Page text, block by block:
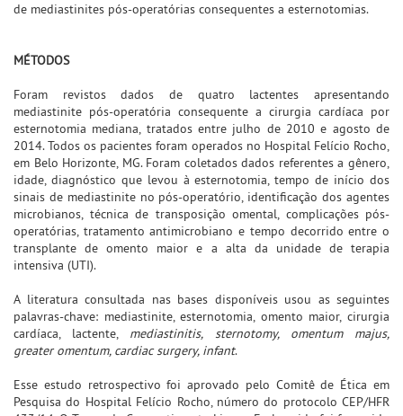
de mediastinites pós-operatórias consequentes a esternotomias.
MÉTODOS
Foram revistos dados de quatro lactentes apresentando
mediastinite pós-operatória consequente a cirurgia cardíaca por
esternotomia mediana, tratados entre julho de 2010 e agosto de
2014. Todos os pacientes foram operados no Hospital Felício Rocho,
em Belo Horizonte, MG. Foram coletados dados referentes a gênero,
idade, diagnóstico que levou à esternotomia, tempo de início dos
sinais de mediastinite no pós-operatório, identificação dos agentes
microbianos, técnica de transposição omental, complicações pós-
operatórias, tratamento antimicrobiano e tempo decorrido entre o
transplante de omento maior e a alta da unidade de terapia
intensiva (UTI).
A literatura consultada nas bases disponíveis usou as seguintes
palavras-chave: mediastinite, esternotomia, omento maior, cirurgia
cardíaca, lactente, mediastinitis, sternotomy, omentum majus,
greater omentum, cardiac surgery, infant.
Esse estudo retrospectivo foi aprovado pelo Comitê de Ética em
Pesquisa do Hospital Felício Rocho, número do protocolo CEP/HFR